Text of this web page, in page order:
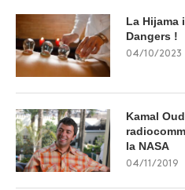
La Hijama
Dangers !
04/10/2023
Kamal
la NASA
04/11/2019